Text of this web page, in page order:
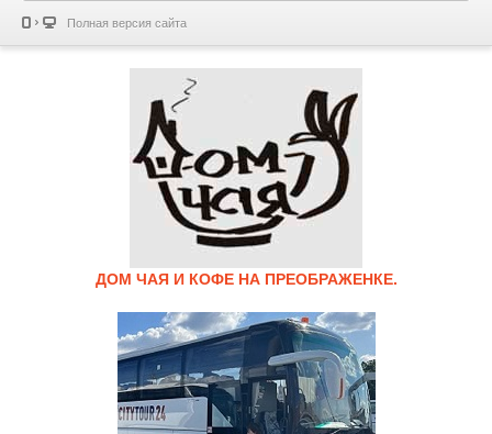
Полная версия сайта
ДОМ ЧАЯ И КОФЕ НА ПРЕОБРАЖЕНКЕ.